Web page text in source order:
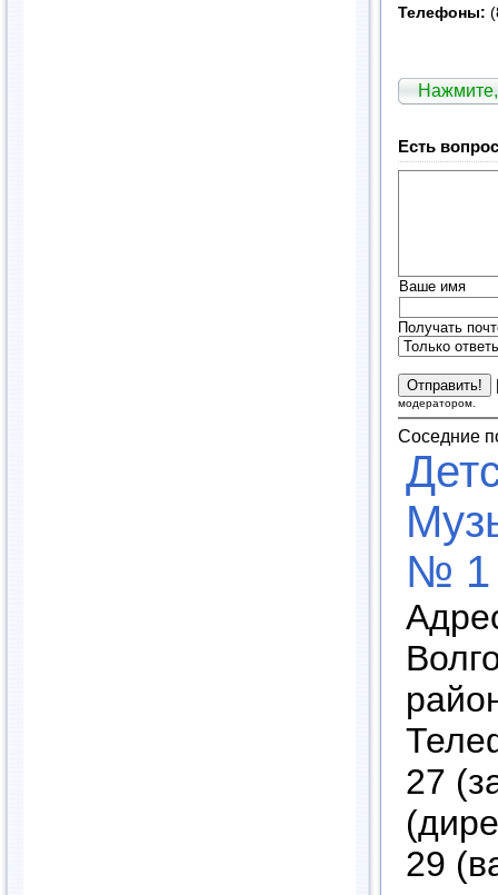
Телефоны:
Есть
Ваше имя
Получать
модератором.
Соседние
№ 1
27
29